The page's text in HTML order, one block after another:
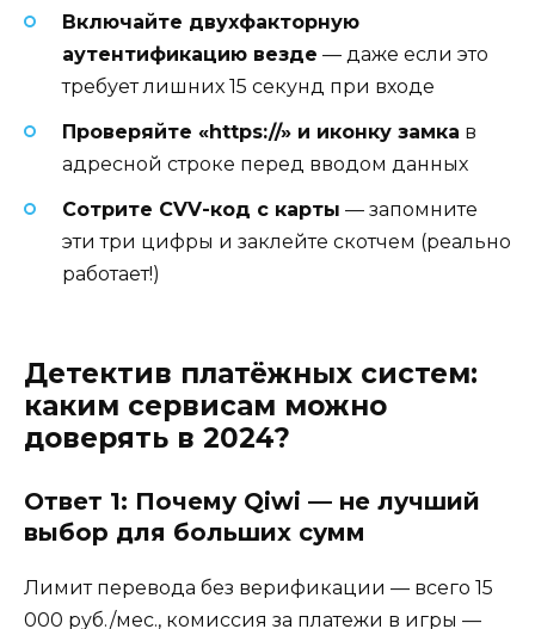
Включайте двухфакторную
аутентификацию везде — даже если это
требует лишних 15 секунд при входе
Проверяйте «https://» и иконку замка в
адресной строке перед вводом данных
Сотрите CVV-код с карты — запомните
эти три цифры и заклейте скотчем (реально
работает!)
Детектив платёжных систем:
каким сервисам можно
доверять в 2024?
Ответ 1: Почему Qiwi — не лучший
выбор для больших сумм
Лимит перевода без верификации — всего 15
000 руб./мес., комиссия за платежи в игры —